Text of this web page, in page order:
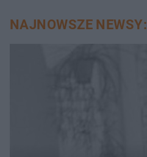
NAJNOWSZE NEWSY: